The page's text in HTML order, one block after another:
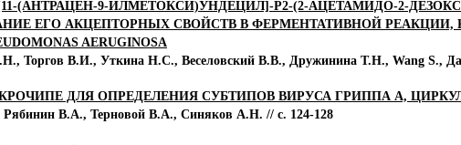
(АНТРАЦЕН-9-ИЛМЕТОКСИ)УНДЕЦИЛ]-Р2-(2-АЦЕТАМИДО-2-
ЕГО АКЦЕПТОРНЫХ СВОЙСТВ В ФЕРМЕНТАТИВНОЙ РЕАКЦИИ,
AERUGINOSA
Торгов В.И., Уткина Н.С., Веселовский В.В., Дружинина Т.Н., Wang S.,
ДЛЯ ОПРЕДЕЛЕНИЯ СУБТИПОВ ВИРУСА ГРИППА А,
Рябинин В.А., Терновой В.А., Синяков А.Н. // с. 124-128